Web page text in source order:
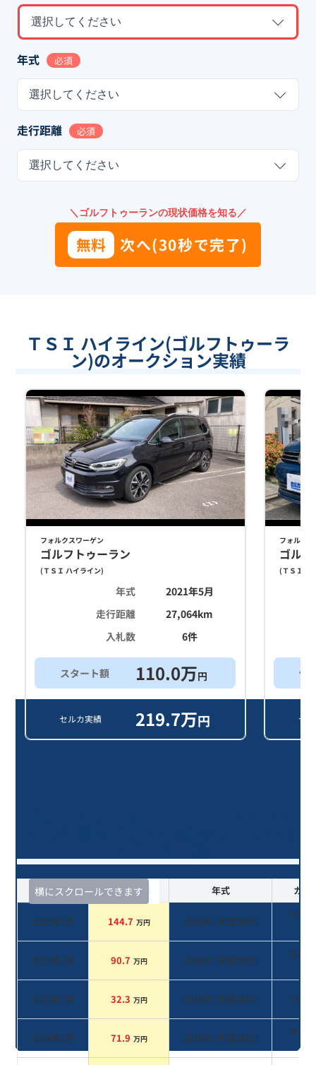
選択してください
年式 必須
選択してください
走行距離 必須
選択してください
＼ゴルフトゥーランの現状価格を知る／
無料 次へ(30秒で完了)
ＴＳＩ ハイライン(ゴルフトゥーラ
ン)のオークション実績
フォルクスワーゲン
ゴルフトゥーラン
(ＴＳＩ ハイライン)
年式
2021年5月
走行距離
27,064km
入札数
6件
スタート額 110.0万円
セルカ実績 219.7万円
フォルク
ゴル
(ＴＳＩ ハ
他
セ
横にスクロールできます
査定時期 セルカ実績 年式 カラ
2026年7月 144.7 万円 2016年 (平成28年)
ブラ
2026年1月 90.7 万円 2016年 (平成28年)
ホワ
2025年7月 32.3 万円 2016年 (平成28年) ブルー
2024年1月 71.9 万円 2016年 (平成28年)
ホワ